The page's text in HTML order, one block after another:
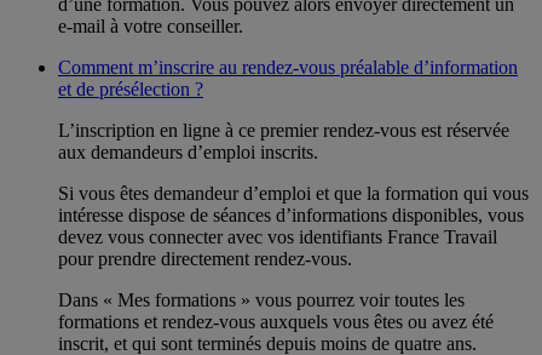
e-mail à votre conseiller.
Comment m’inscrire au rendez-vous préalable d’information
et de présélection ?
L’inscription en ligne à ce premier rendez-vous est réservée
aux demandeurs d’emploi inscrits.
Si vous êtes demandeur d’emploi et que la formation qui vous
intéresse dispose de séances d’informations disponibles, vous
devez vous connecter avec vos identifiants France Travail
pour prendre directement rendez-vous.
Dans « Mes formations » vous pourrez voir toutes les
formations et rendez-vous auxquels vous êtes ou avez été
inscrit, et qui sont terminés depuis moins de quatre ans.